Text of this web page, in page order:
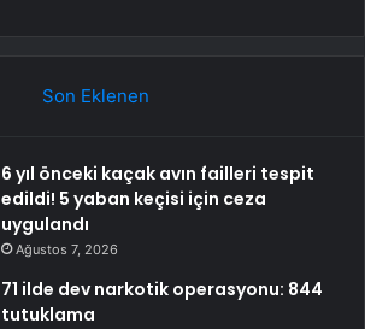
Son Eklenen
6 yıl önceki kaçak avın failleri tespit
edildi! 5 yaban keçisi için ceza
uygulandı
Ağustos 7, 2026
71 ilde dev narkotik operasyonu: 844
tutuklama